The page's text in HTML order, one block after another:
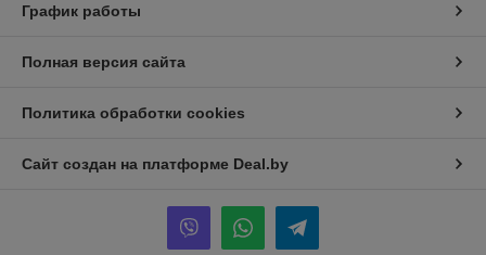
График работы
Полная версия сайта
Политика обработки cookies
Сайт создан на платформе Deal.by